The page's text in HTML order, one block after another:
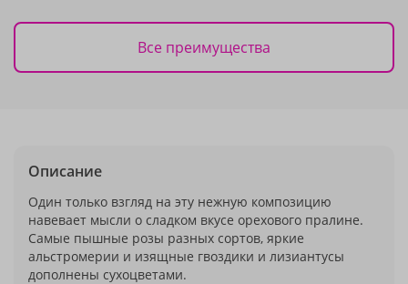
Все преимущества
Описание
Один только взгляд на эту нежную композицию
навевает мысли о сладком вкусе орехового пралине.
Самые пышные розы разных сортов, яркие
альстромерии и изящные гвоздики и лизиантусы
дополнены сухоцветами.